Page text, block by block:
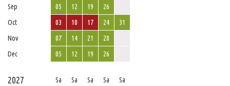
Sep
05 12 19
26
Oct
03 10 17 24
31
Nov
07 14 21
28
Dec
05 12 19 26
2027 Sa Sa Sa Sa
Sa